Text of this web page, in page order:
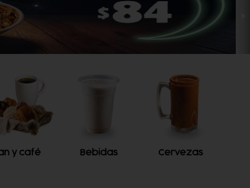
y café Bebidas Cervezas